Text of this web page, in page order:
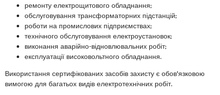
ремонту електрощитового обладнання;
обслуговування трансформаторних підстанцій;
роботи на промислових підприємствах;
технічного обслуговування електроустановок;
виконання аварійно-відновлювальних робіт;
експлуатації високовольтного обладнання.
Використання сертифікованих засобів захисту є обов'язковою
вимогою для багатьох видів електротехнічних робіт.